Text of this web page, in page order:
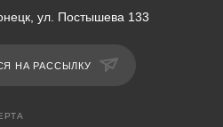
ул. Постышева 133
НА РАССЫЛКУ